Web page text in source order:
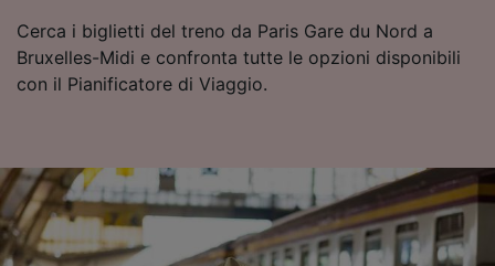
Cerca i biglietti del treno da Paris Gare du Nord a
Bruxelles-Midi e confronta tutte le opzioni disponibili
con il Pianificatore di Viaggio.